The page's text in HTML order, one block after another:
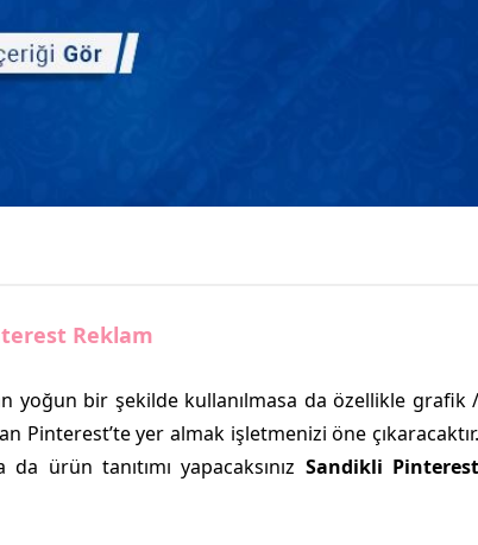
Reklam
yoğun bir şekilde kullanılmasa da özellikle grafik /
Pinterest’te yer almak işletmenizi öne çıkaracaktır.
ürün tanıtımı yapacaksınız Sandikli Pinterest